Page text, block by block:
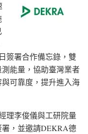
簽署合作備忘錄，雙
能量，協助臺灣業者
可靠度，提升進入海
理李俊儀與工研院量
，並邀請DEKRA德